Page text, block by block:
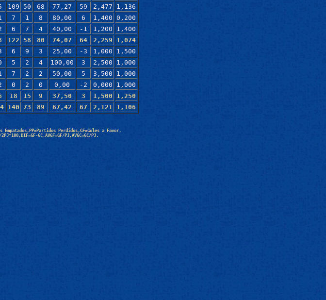
109 50 68 77,27 59 2,477
1,136
7 1 8 80,00 6 1,400 0,200
6 7 4 40,00 -1 1,200
1,400
122 58 80 74,07 64 2,259
1,074
6 9 3 25,00 -3 1,000
1,500
5 2 4 100,00 3 2,500
1,000
7 2 2 50,00 5 3,500
1,000
0 2 0 0,00 -2 0,000
1,000
18 15 9 37,50 3 1,500
1,250
140 73 89 67,42 67 2,121 1,106
Empatados,PP=Partidos Perdidos,GF=Goles a Favor,
GC,AVGF=GF/PJ,AVGC=GC/PJ.